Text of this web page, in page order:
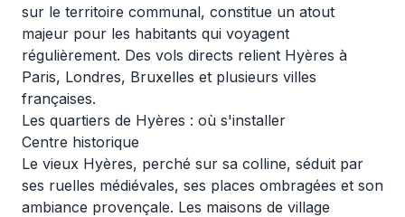
sur le territoire communal, constitue un atout
majeur pour les habitants qui voyagent
régulièrement. Des vols directs relient Hyères à
Paris, Londres, Bruxelles et plusieurs villes
françaises.
Les quartiers de Hyères : où s'installer
Centre historique
Le vieux Hyères, perché sur sa colline, séduit par
ses ruelles médiévales, ses places ombragées et son
ambiance provençale. Les maisons de village